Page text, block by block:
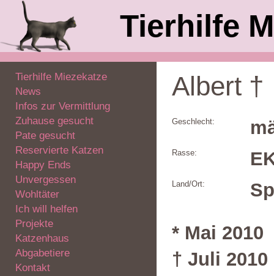
Tierhilfe
Tierhilfe Miezekatze
News
Infos zur Vermittlung
Zuhause gesucht
Pate gesucht
Reservierte Katzen
Happy Ends
Unvergessen
Wohltäter
Ich will helfen
Projekte
Katzenhaus
Abgabetiere
Kontakt
Albert †
Geschlecht:
Rasse:
Land/Ort:
* Mai 2010
† Juli 2010